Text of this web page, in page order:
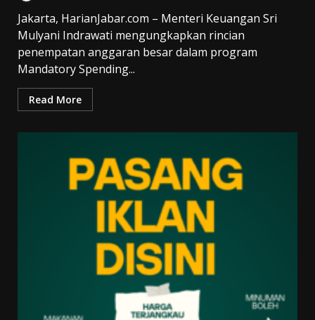
Jakarta, HarianJabar.com – Menteri Keuangan Sri
Mulyani Indrawati mengungkapkan rincian
penempatan anggaran besar dalam program
Mandatory Spending...
Read More